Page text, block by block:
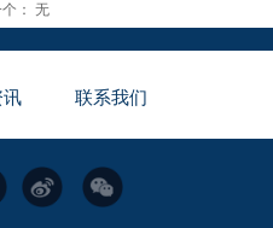
： 无
讯 联系我们